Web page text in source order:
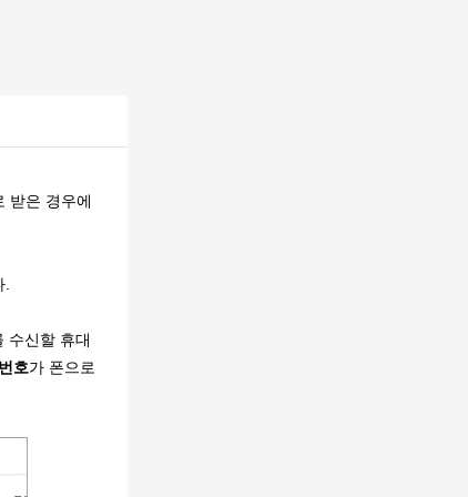
받은 경우에
수신할 휴대
호가 폰으로